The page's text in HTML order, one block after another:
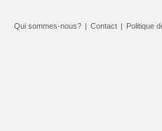
Qui sommes-nous? | Contact | Politique